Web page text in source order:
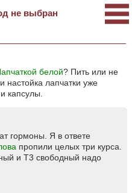
не выбран
белой? Пить или не
настойка лапчатки уже
капсулы.
гормоны. Я в ответе
пропили целых три курса.
и Т3 свободный надо